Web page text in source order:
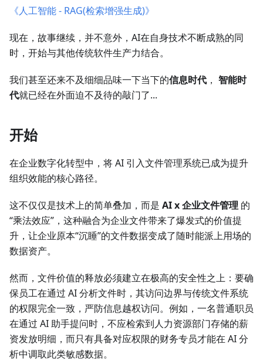
《人工智能 - RAG(检索增强生成)》
现在，故事继续，并不意外，AI在自身技术不断成熟的同
时，开始与其他传统软件生产力结合。
我们甚至还来不及细细品味一下当下的信息时代 ， 智能时
代就已经在外面迫不及待的敲门了...
开始
在企业数字化转型中，将 AI 引入文件管理系统已成为提升
组织效能的核心路径。
这不仅仅是技术上的简单叠加，而是 AI x 企业文件管理 的
“乘法效应”，这种融合为企业文件带来了爆发式的价值提
升，让企业原本“沉睡”的文件数据变成了随时能派上用场的
数据资产。
然而，文件价值的释放必须建立在极高的安全性之上：要确
保员工在通过 AI 分析文件时，其访问边界与传统文件系统
的权限完全一致，严防信息越权访问。例如，一名普通职员
在通过 AI 助手提问时，不应检索到人力资源部门存储的薪
资发放明细，而只有具备对应权限的财务专员才能在 AI 分
析中调取此类敏感数据。